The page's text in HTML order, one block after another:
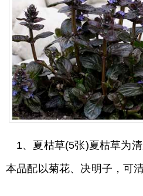
1、夏枯草(5张)夏枯草为
本品配以菊花、决明子，可